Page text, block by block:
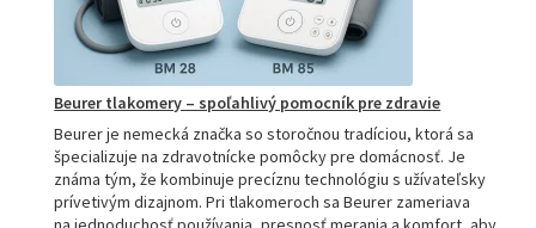
Beurer tlakomery – spoľahlivý pomocník pre zdravie
Beurer je nemecká značka so storočnou tradíciou, ktorá sa
špecializuje na zdravotnícke pomôcky pre domácnosť. Je
známa tým, že kombinuje precíznu technológiu s užívateľsky
prívetivým dizajnom. Pri tlakomeroch sa Beurer zameriava